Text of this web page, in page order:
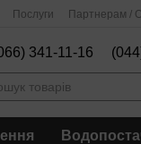
Послуги Партнерам /
341-11-16